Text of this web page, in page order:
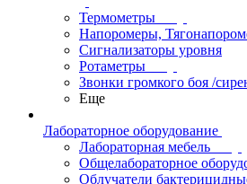
Термометры
Напоромеры,
Сигнализаторы уровня
Ротаметры
Звонки громкого боя /
Еще
Лабораторное оборудование
Лабораторная мебель
Общелабораторное
Облучатели